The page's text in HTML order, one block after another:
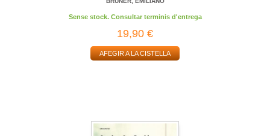
Sense stock. Consultar terminis d'entrega
19,90 €
AFEGIR A LA CISTELLA